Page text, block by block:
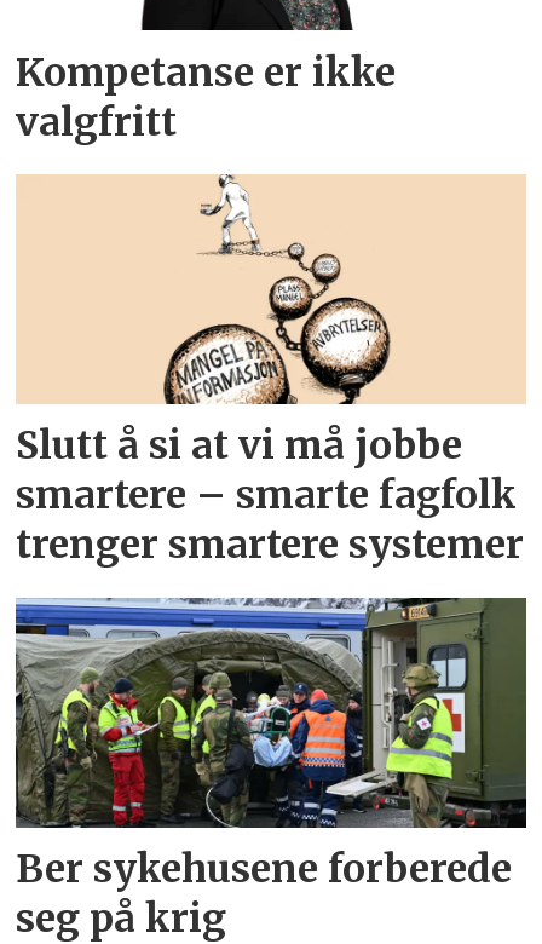
Kompetanse er ikke
valgfritt
Slutt å si at vi må jobbe
smartere – smarte fagfolk
trenger smartere systemer
Ber sykehusene forberede
seg på krig